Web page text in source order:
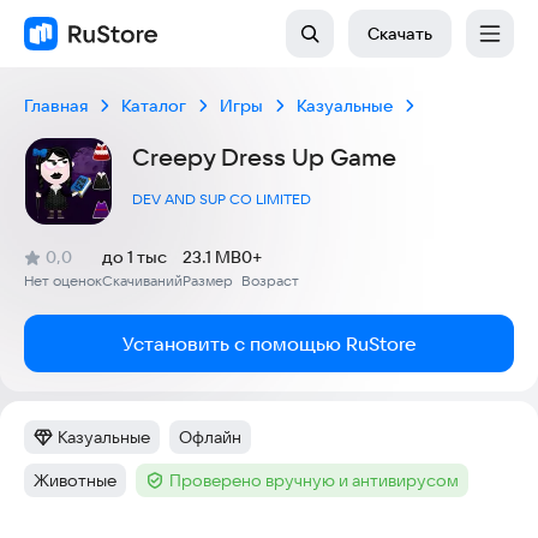
Скачать
Главная Каталог Игры Казуальные
Creepy Dress Up Game
DEV AND SUP CO LIMITED
Рейтинг:
0,0
(
Нет оценок
)
Скачиваний
до 1 тыс
Размер
23.1 MB
Возраст
0+
Установить с помощью RuStore
Категория:
Казуальные Тег:
Офлайн
Тег:
Животные Тег :Проверено вручную и антивирусом